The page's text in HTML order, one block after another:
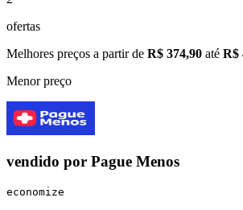
ofertas
Melhores preços a partir de R$ 374,90 até R$
Menor preço
vendido por Pague Menos
economize